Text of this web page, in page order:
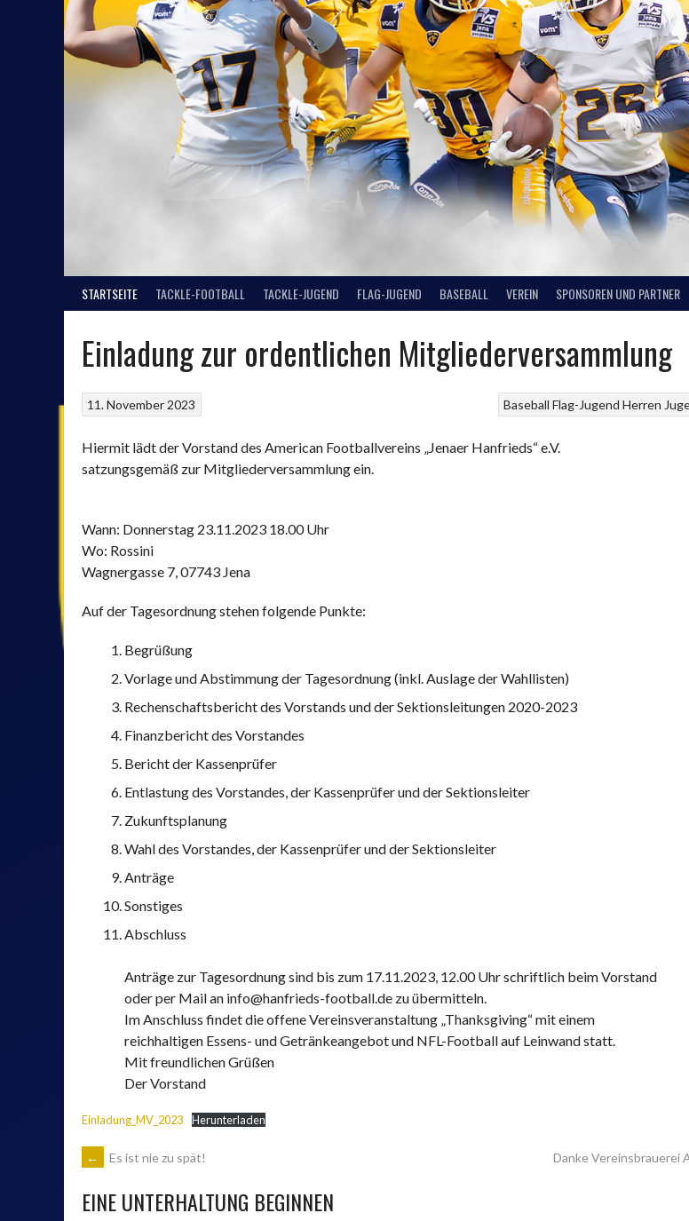
STARTSEITE TACKLE-FOOTBALL TACKLE-JUGEND FLAG-JUGEND BASEBALL VEREIN SPONSOREN UND PARTNER
Einladung zur ordentlichen Mitgliederversammlung
Baseball Flag-Jugend Herren
11. November 2023
Hiermit lädt der Vorstand des American Footballvereins „Jenaer Hanfrieds“ e.V.
satzungsgemäß zur Mitgliederversammlung ein.
Wann: Donnerstag 23.11.2023 18.00 Uhr
Wo: Rossini
Wagnergasse 7, 07743 Jena
Auf der Tagesordnung stehen folgende Punkte:
Begrüßung
Vorlage und Abstimmung der Tagesordnung (inkl. Auslage der Wahllisten)
Rechenschaftsbericht des Vorstands und der Sektionsleitungen 2020-2023
Finanzbericht des Vorstandes
Bericht der Kassenprüfer
Entlastung des Vorstandes, der Kassenprüfer und der Sektionsleiter
Zukunftsplanung
Wahl des Vorstandes, der Kassenprüfer und der Sektionsleiter
Anträge
Sonstiges
Abschluss
Anträge zur Tagesordnung sind bis zum 17.11.2023, 12.00 Uhr schriftlich beim Vorstand
oder per Mail an info@hanfrieds-football.de zu übermitteln.
Im Anschluss findet die offene Vereinsveranstaltung „Thanksgiving“ mit einem
reichhaltigen Essens- und Getränkeangebot und NFL-Football auf Leinwand statt.
Mit freundlichen Grüßen
Der Vorstand
Einladung_MV_2023 Herunterladen
ARTIKEL-
← Es ist nie zu spät! Danke Vereinsbrauerei
EINE UNTERHALTUNG BEGINNEN